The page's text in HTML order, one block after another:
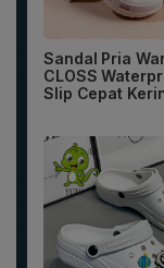
Sandal Pria
CLOSS
Slip Cepat